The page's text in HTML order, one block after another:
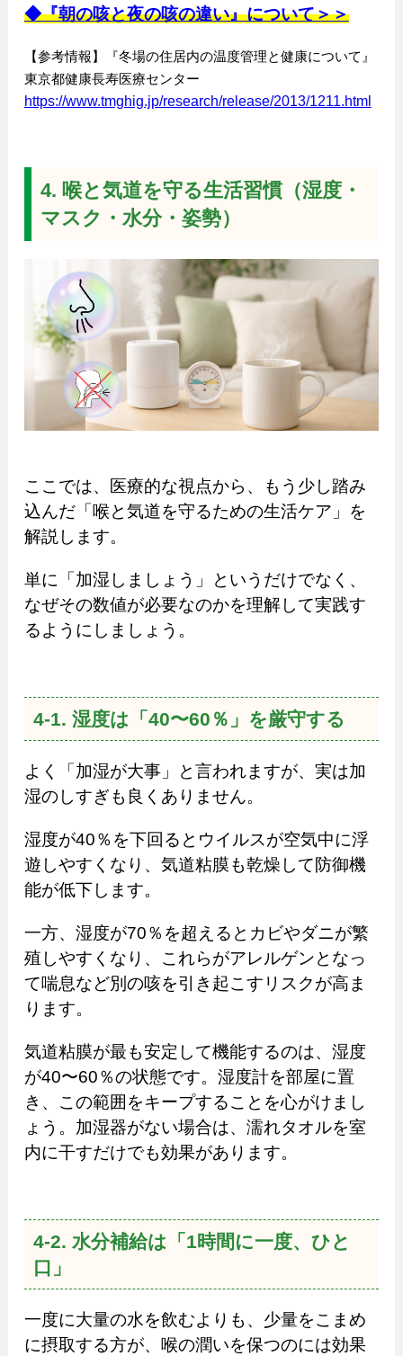
◆『朝の咳と夜の咳の違い』について＞＞
【参考情報】『冬場の住居内の温度管理と健康について』
東京都健康長寿医療センター
https://www.tmghig.jp/research/release/2013/1211.html
4. 喉と気道を守る生活習慣（湿度・
マスク・水分・姿勢）
ここでは、医療的な視点から、もう少し踏み
込んだ「喉と気道を守るための生活ケア」を
解説します。
単に「加湿しましょう」というだけでなく、
なぜその数値が必要なのかを理解して実践す
るようにしましょう。
4-1. 湿度は「40〜60％」を厳守する
よく「加湿が大事」と言われますが、実は加
湿のしすぎも良くありません。
湿度が40％を下回るとウイルスが空気中に浮
遊しやすくなり、気道粘膜も乾燥して防御機
能が低下します。
一方、湿度が70％を超えるとカビやダニが繁
殖しやすくなり、これらがアレルゲンとなっ
て喘息など別の咳を引き起こすリスクが高ま
ります。
気道粘膜が最も安定して機能するのは、湿度
が40〜60％の状態です。湿度計を部屋に置
き、この範囲をキープすることを心がけまし
ょう。加湿器がない場合は、濡れタオルを室
内に干すだけでも効果があります。
4-2. 水分補給は「1時間に一度、ひと
口」
一度に大量の水を飲むよりも、少量をこまめ
に摂取する方が、喉の潤いを保つのには効果